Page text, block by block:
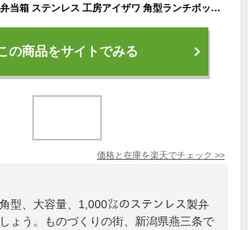
【レビュー特典付】弁当箱 ステンレス 工房アイザワ 角型ランチボックス 大 容量1000ml 1段 男子 高校生 女子 かわいい お弁当箱 大容量 日本製 燕三条 シンプル おしゃれ 男性 大きい 仕切り付 保存容器 食品保存 フードボックス UTILE lunch-box 70129
の商品をサイトでみる
価格と在庫を楽天でチェック >>
型、大容量、1,000㍑のステンレス製弁
ょう。ものづくりの街、新潟県燕三条で